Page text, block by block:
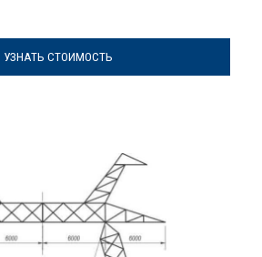
УЗНАТЬ СТОИМОСТЬ